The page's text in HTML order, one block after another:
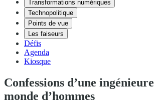
Transformations numériques
Technopolitique
Points de vue
Les faiseurs
Défis
Agenda
Kiosque
Confessions d’une
monde d’hommes